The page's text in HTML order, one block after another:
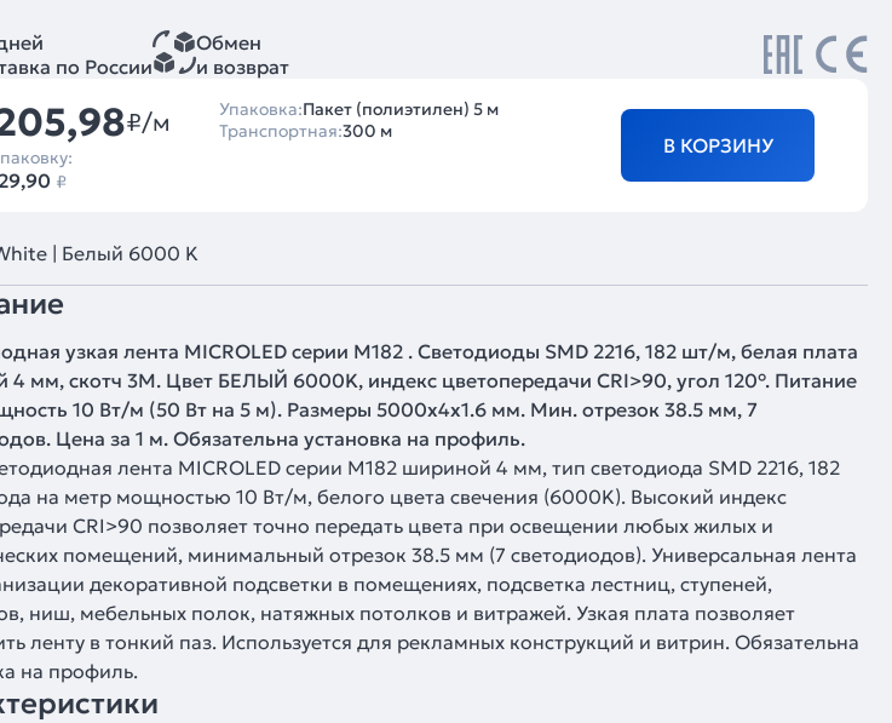
по России
Обмен
и возврат
₽/м
₽
Упаковка:Пакет (полиэтилен) 5 м
Транспортная:300 м
В КОРЗИНУ
| Белый 6000 K
узкая лента MICROLED серии M182 . Светодиоды SMD 2216, 182 шт/м, белая плата
4 мм, скотч 3M. Цвет БЕЛЫЙ 6000K, индекс цветопередачи CRI>90, угол 120°. Питание
10 Вт/м (50 Вт на 5 м). Размеры 5000х4х1.6 мм. Мин. отрезок 38.5 мм, 7
Цена за 1 м. Обязательна установка на профиль.
лента MICROLED серии M182 шириной 4 мм, тип светодиода SMD 2216, 182
на метр мощностью 10 Вт/м, белого цвета свечения (6000K). Высокий индекс
CRI>90 позволяет точно передать цвета при освещении любых жилых и
помещений, минимальный отрезок 38.5 мм (7 светодиодов). Универсальная лента
декоративной подсветки в помещениях, подсветка лестниц, ступеней,
ниш, мебельных полок, натяжных потолков и витражей. Узкая плата позволяет
ленту в тонкий паз. Используется для рекламных конструкций и витрин. Обязательна
на профиль.